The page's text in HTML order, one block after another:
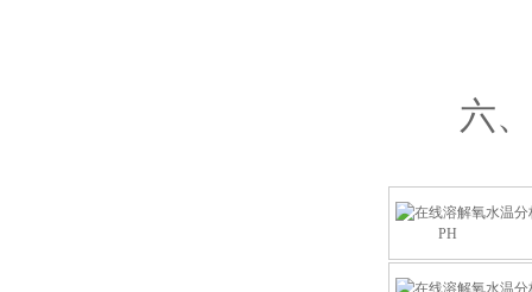
六、
PH